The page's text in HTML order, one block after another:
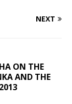
NEXT
ON THE
AND THE